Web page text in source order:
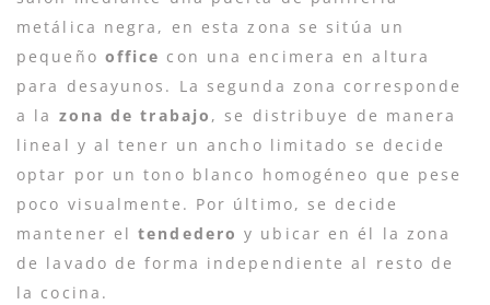
metálica negra, en esta zona se sitúa un
pequeño office con una encimera en altura
para desayunos. La segunda zona corresponde
a la zona de trabajo , se distribuye de manera
lineal y al tener un ancho limitado se decide
optar por un tono blanco homogéneo que pese
poco visualmente. Por último, se decide
mantener eltendedero y ubicar en él la zona
de lavado de forma independiente al resto de
la cocina.